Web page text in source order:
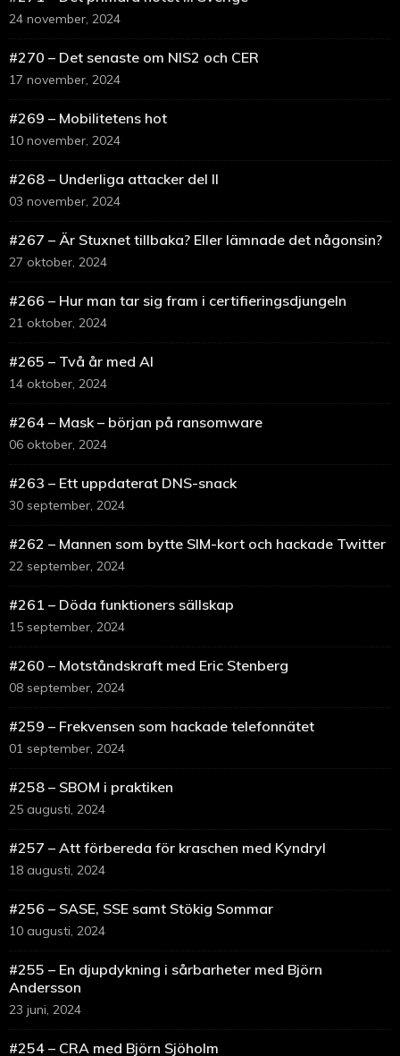
24 november, 2024
#270 – Det senaste om NIS2 och CER
17 november, 2024
#269 – Mobilitetens hot
10 november, 2024
#268 – Underliga attacker del II
03 november, 2024
#267 – Är Stuxnet tillbaka? Eller lämnade det någonsin?
27 oktober, 2024
#266 – Hur man tar sig fram i certifieringsdjungeln
21 oktober, 2024
#265 – Två år med AI
14 oktober, 2024
#264 – Mask – början på ransomware
06 oktober, 2024
#263 – Ett uppdaterat DNS-snack
30 september, 2024
#262 – Mannen som bytte SIM-kort och hackade Twitter
22 september, 2024
#261 – Döda funktioners sällskap
15 september, 2024
#260 – Motståndskraft med Eric Stenberg
08 september, 2024
#259 – Frekvensen som hackade telefonnätet
01 september, 2024
#258 – SBOM i praktiken
25 augusti, 2024
#257 – Att förbereda för kraschen med Kyndryl
18 augusti, 2024
#256 – SASE, SSE samt Stökig Sommar
10 augusti, 2024
#255 – En djupdykning i sårbarheter med Björn
Andersson
23 juni, 2024
#254 – CRA med Björn Sjöholm